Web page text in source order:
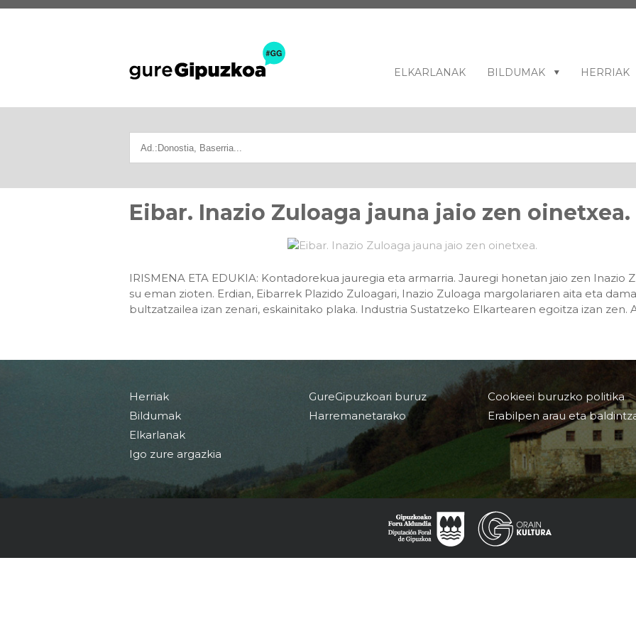
ELKARLANAK BILDUMAK HERRIAK
Eibar. Inazio Zuloaga jauna jaio zen oinetxea.
IRISMENA ETA EDUKIA: Kontadorekua jauregia eta armarria. Jauregi honetan jaio zen Inazio
su eman zioten. Erdian, Eibarrek Plazido Zuloagari, Inazio Zuloaga margolariaren aita eta
bultzatzailea izan zenari, eskainitako plaka. Industria Sustatzeko Elkartearen egoitza izan zen.
Herriak
Bildumak
Elkarlanak
Igo zure argazkia
GureGipuzkoari buruz
Harremanetarako
Cookieei buruzko politika
Erabilpen arau eta